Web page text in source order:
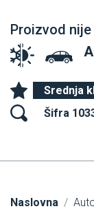
Proizvod
Srednja
Šifra
Naslovna